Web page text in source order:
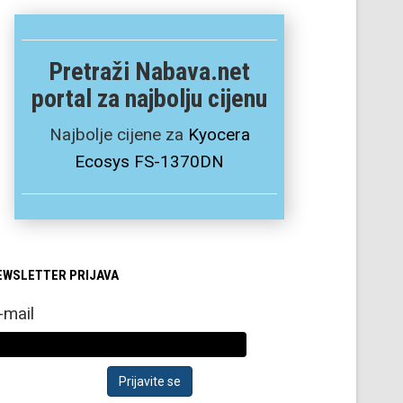
Pretraži Nabava.net
portal za najbolju cijenu
Najbolje cijene za Kyocera
Ecosys FS-1370DN
PRIJAVA